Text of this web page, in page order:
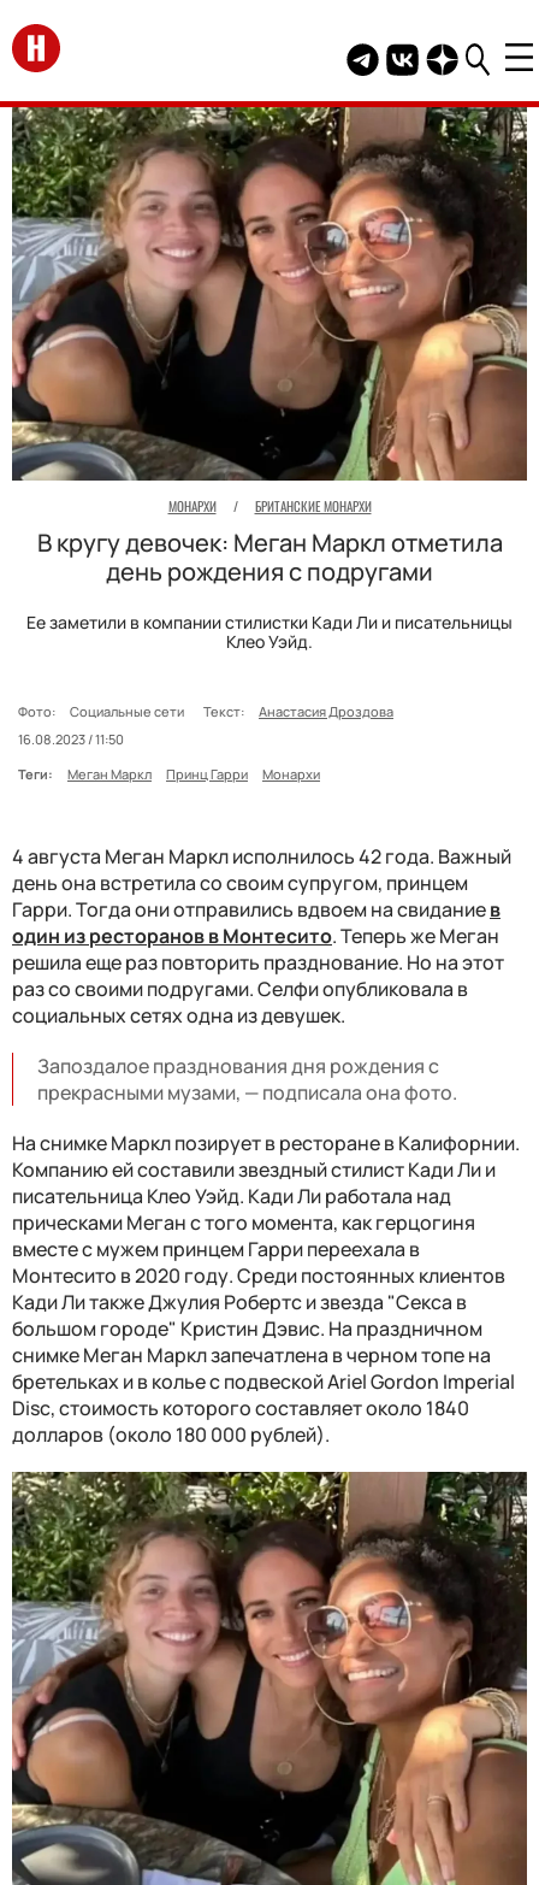
Перейти на главную
Telegram канал
Группа HELLO
Канал
МОНАРХИ / БРИТАНСКИЕ МОНАРХИ
В кругу девочек: Меган Маркл отметила
день рождения с подругами
Ее заметили в компании стилистки Кади Ли и писательницы
Клео Уэйд.
Фото: Социальные сети Текст:
Анастасия Дроздова
16.08.2023 / 11:50
Теги:
Меган Маркл Принц Гарри Монархи
4 августа Меган Маркл исполнилось 42 года. Важный
день она встретила со своим супругом, принцем
Гарри. Тогда они отправились вдвоем на свиданиев
один из ресторанов в Монтесито. Теперь же Меган
решила еще раз повторить празднование. Но на этот
раз со своими подругами. Селфи опубликовала в
социальных сетях одна из девушек.
Запоздалое празднования дня рождения с
прекрасными музами, — подписала она фото.
На снимке Маркл позирует в ресторане в Калифорнии.
Компанию ей составили звездный стилист Кади Ли и
писательница Клео Уэйд. Кади Ли работала над
прическами Меган с того момента, как герцогиня
вместе с мужем принцем Гарри переехала в
Монтесито в 2020 году. Среди постоянных клиентов
Кади Ли также Джулия Робертс и звезда "Секса в
большом городе" Кристин Дэвис. На праздничном
снимке Меган Маркл запечатлена в черном топе на
бретельках и в колье с подвеской Ariel Gordon Imperial
Disc, стоимость которого составляет около 1840
долларов (около 180 000 рублей).